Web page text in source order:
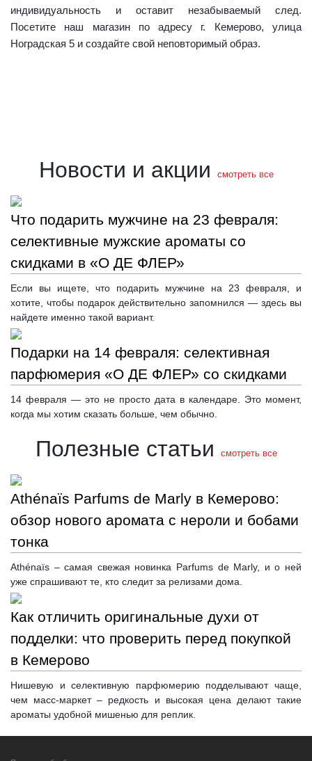
индивидуальность и оставит незабываемый след.
Посетите наш магазин по адресу г. Кемерово, улица
Ноградская 5 и создайте свой неповторимый образ.
Новости и акции смотреть все
Что подарить мужчине на 23 февраля:
селективные мужские ароматы со
скидками в «О ДЕ ФЛЕР»
Если вы ищете, что подарить мужчине на 23 февраля, и
хотите, чтобы подарок действительно запомнился — здесь вы
найдете именно такой вариант.
Подарки на 14 февраля: селективная
парфюмерия «О ДЕ ФЛЕР» со скидками
14 февраля — это не просто дата в календаре. Это момент,
когда мы хотим сказать больше, чем обычно.
Полезные статьи смотреть все
Athénaïs Parfums de Marly в Кемерово:
обзор нового аромата с нероли и бобами
тонка
Athénaïs – самая свежая новинка Parfums de Marly, и о ней
уже спрашивают те, кто следит за релизами дома.
Как отличить оригинальные духи от
подделки: что проверить перед покупкой
в Кемерово
Нишевую и селективную парфюмерию подделывают чаще,
чем масс-маркет – редкость и высокая цена делают такие
ароматы удобной мишенью для реплик.